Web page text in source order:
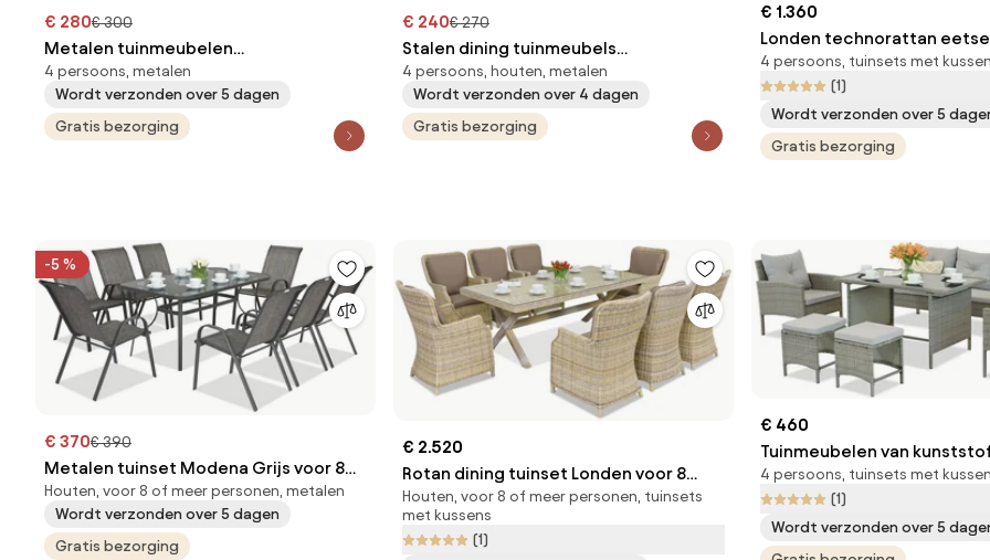
€ 280€ 300
Metalen tuinmeubelen
Modena/Bergamo voor 4 personen
met kleine tafel Garden Point
antraciet
4 persoons, metalen
Wordt verzonden over 5 dagen
Gratis bezorging
€ 240€ 270
Stalen dining tuinmeubels
Modena/Rosario voor 4 personen
Garden Point bruin
4 persoons, houten, metalen
Wordt verzonden over 4 dagen
Gratis bezorging
€ 1.360
Londen technorattan
personen Garden Point
4 persoons, tuinsets met
(1)
Wordt verzonden over 5
Gratis bezorging
-5 %
€ 370€ 390
Metalen tuinset Modena Grijs voor 8
personen Garden Point
Houten, voor 8 of meer personen, metalen
Wordt verzonden over 5 dagen
Gratis bezorging
€ 2.520
Rotan dining tuinset Londen voor 8
personen Garden Point beige
Houten, voor 8 of meer personen, tuinsets
met kussens
(1)
€ 460
Tuinmeubelen van
krukken Bari Garden Point
4 persoons, tuinsets met
(1)
Wordt verzonden over 5